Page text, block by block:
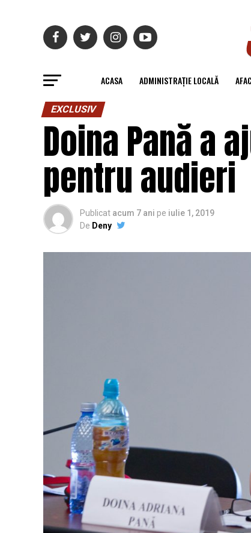
ACASA ADMINISTRAȚIE LOCALĂ
EXCLUSIV
Doina Pană a
pentru audieri
Publicat acum 7 ani pe iulie 1, 2019
De Deny